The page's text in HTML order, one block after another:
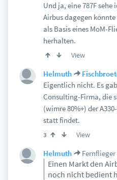
Und ja, eine 787F
Airbus dagegen
als Basis eines MoM-
herhalten.
View
Helmuth
Eigentlich nicht. Es
Consulting-Firma, die
(wimre 80%+) der
statt findet.
3 View
Helmuth Fernflieger
Einen Markt den
noch nicht bedient